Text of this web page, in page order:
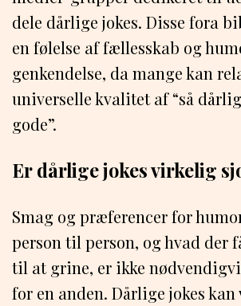
dele dårlige jokes. Disse fora
en følelse af fællesskab og
genkendelse, da mange kan
universelle kvalitet af “så
gode”.
Er dårlige jokes virkelig
Smag og præferencer for
person til person, og hvad der
til at grine, er ikke
for en anden. Dårlige jokes